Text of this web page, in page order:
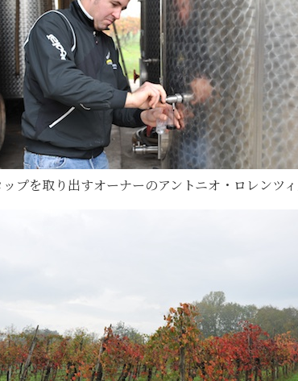
プを取り出すオーナーのアントニオ・ロレンツ